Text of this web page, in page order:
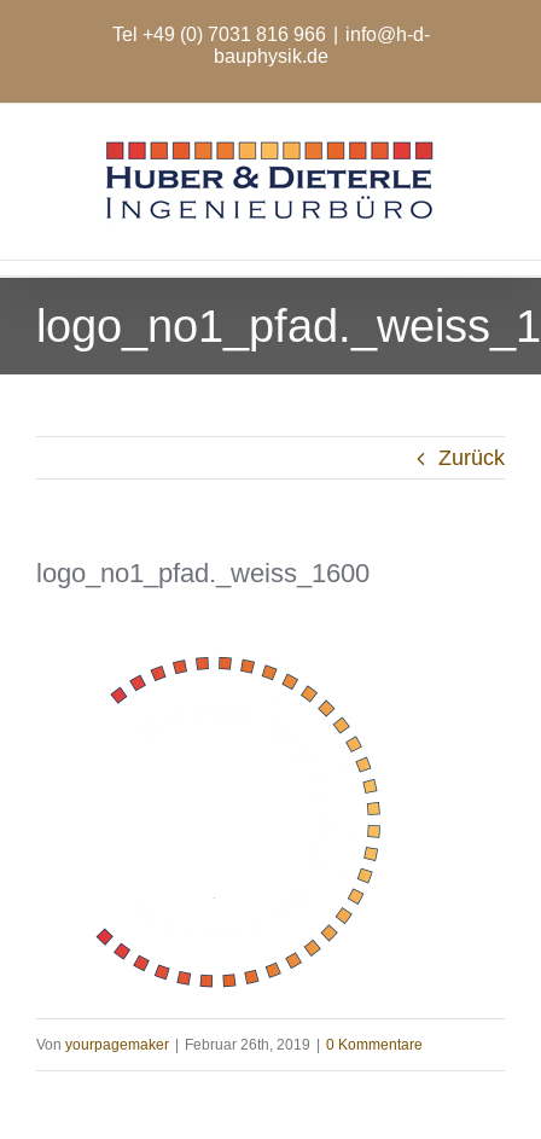
Tel +49 (0) 7031 816 966
info@h-d-
bauphysik.de
Zurück
logo_no1_pfad._weiss_1600
Von yourpagemaker Februar 26th, 2019 0 Kommentare